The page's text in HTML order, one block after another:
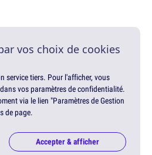
vos choix de cookies
service tiers. Pour l'afficher, vous
vos paramètres de confidentialité.
via le lien "Paramètres de Gestion
de page.
Accepter & afficher